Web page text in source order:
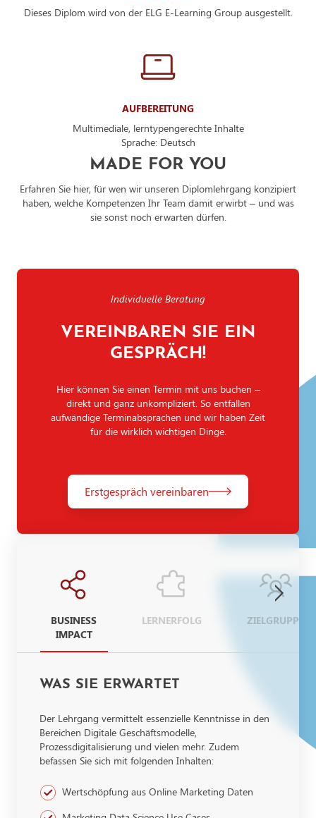
Dieses Diplom wird von der ELG E-Learning Group ausgestellt.
AUFBEREITUNG
Multimediale, lerntypengerechte Inhalte
Sprache: Deutsch
MADE FOR YOU
Erfahren Sie hier, für wen wir unseren Diplomlehrgang konzipiert
haben, welche Kompetenzen Ihr Team damit erwirbt – und was
sie sonst noch erwarten dürfen.
Individuelle Beratung
VEREINBAREN SIE EIN
GESPRÄCH!
Hier können Sie einen Termin mit uns buchen –
direkt und ganz unkompliziert. So entfallen
aufwändige Terminabsprachen und wir haben Zeit
für die wirklich wichtigen Dinge.
Erstgespräch vereinbaren
BUSINESS
IMPACT
LERNERFOLG ZIELGRUPPE
WAS SIE ERWARTET
Der Lehrgang vermittelt essenzielle Kenntnisse in den
Bereichen Digitale Geschäftsmodelle,
Prozessdigitalisierung und vielen mehr. Zudem
befassen Sie sich mit folgenden Inhalten:
Wertschöpfung aus Online Marketing Daten